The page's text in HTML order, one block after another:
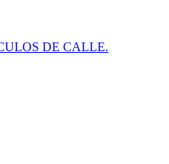
DE CALLE.